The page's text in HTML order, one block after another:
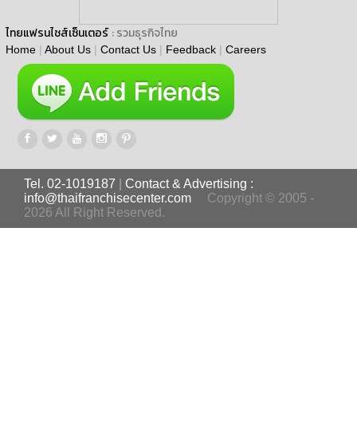
ไทยแฟรนไชส์เซ็นเตอร์ : รวมธุรกิจไทย
Home | About Us | Contact Us | Feedback | Careers
Tel. 02-1019187
Contact & Advertising :
info@thaifranchisecenter.com
Copyright © 2005 -
2026 All Right Reserved.